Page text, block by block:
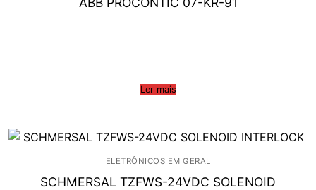
Ler mais
ELETRÔNICOS EM GERAL
SCHMERSAL TZFWS-24VDC SOLENOID